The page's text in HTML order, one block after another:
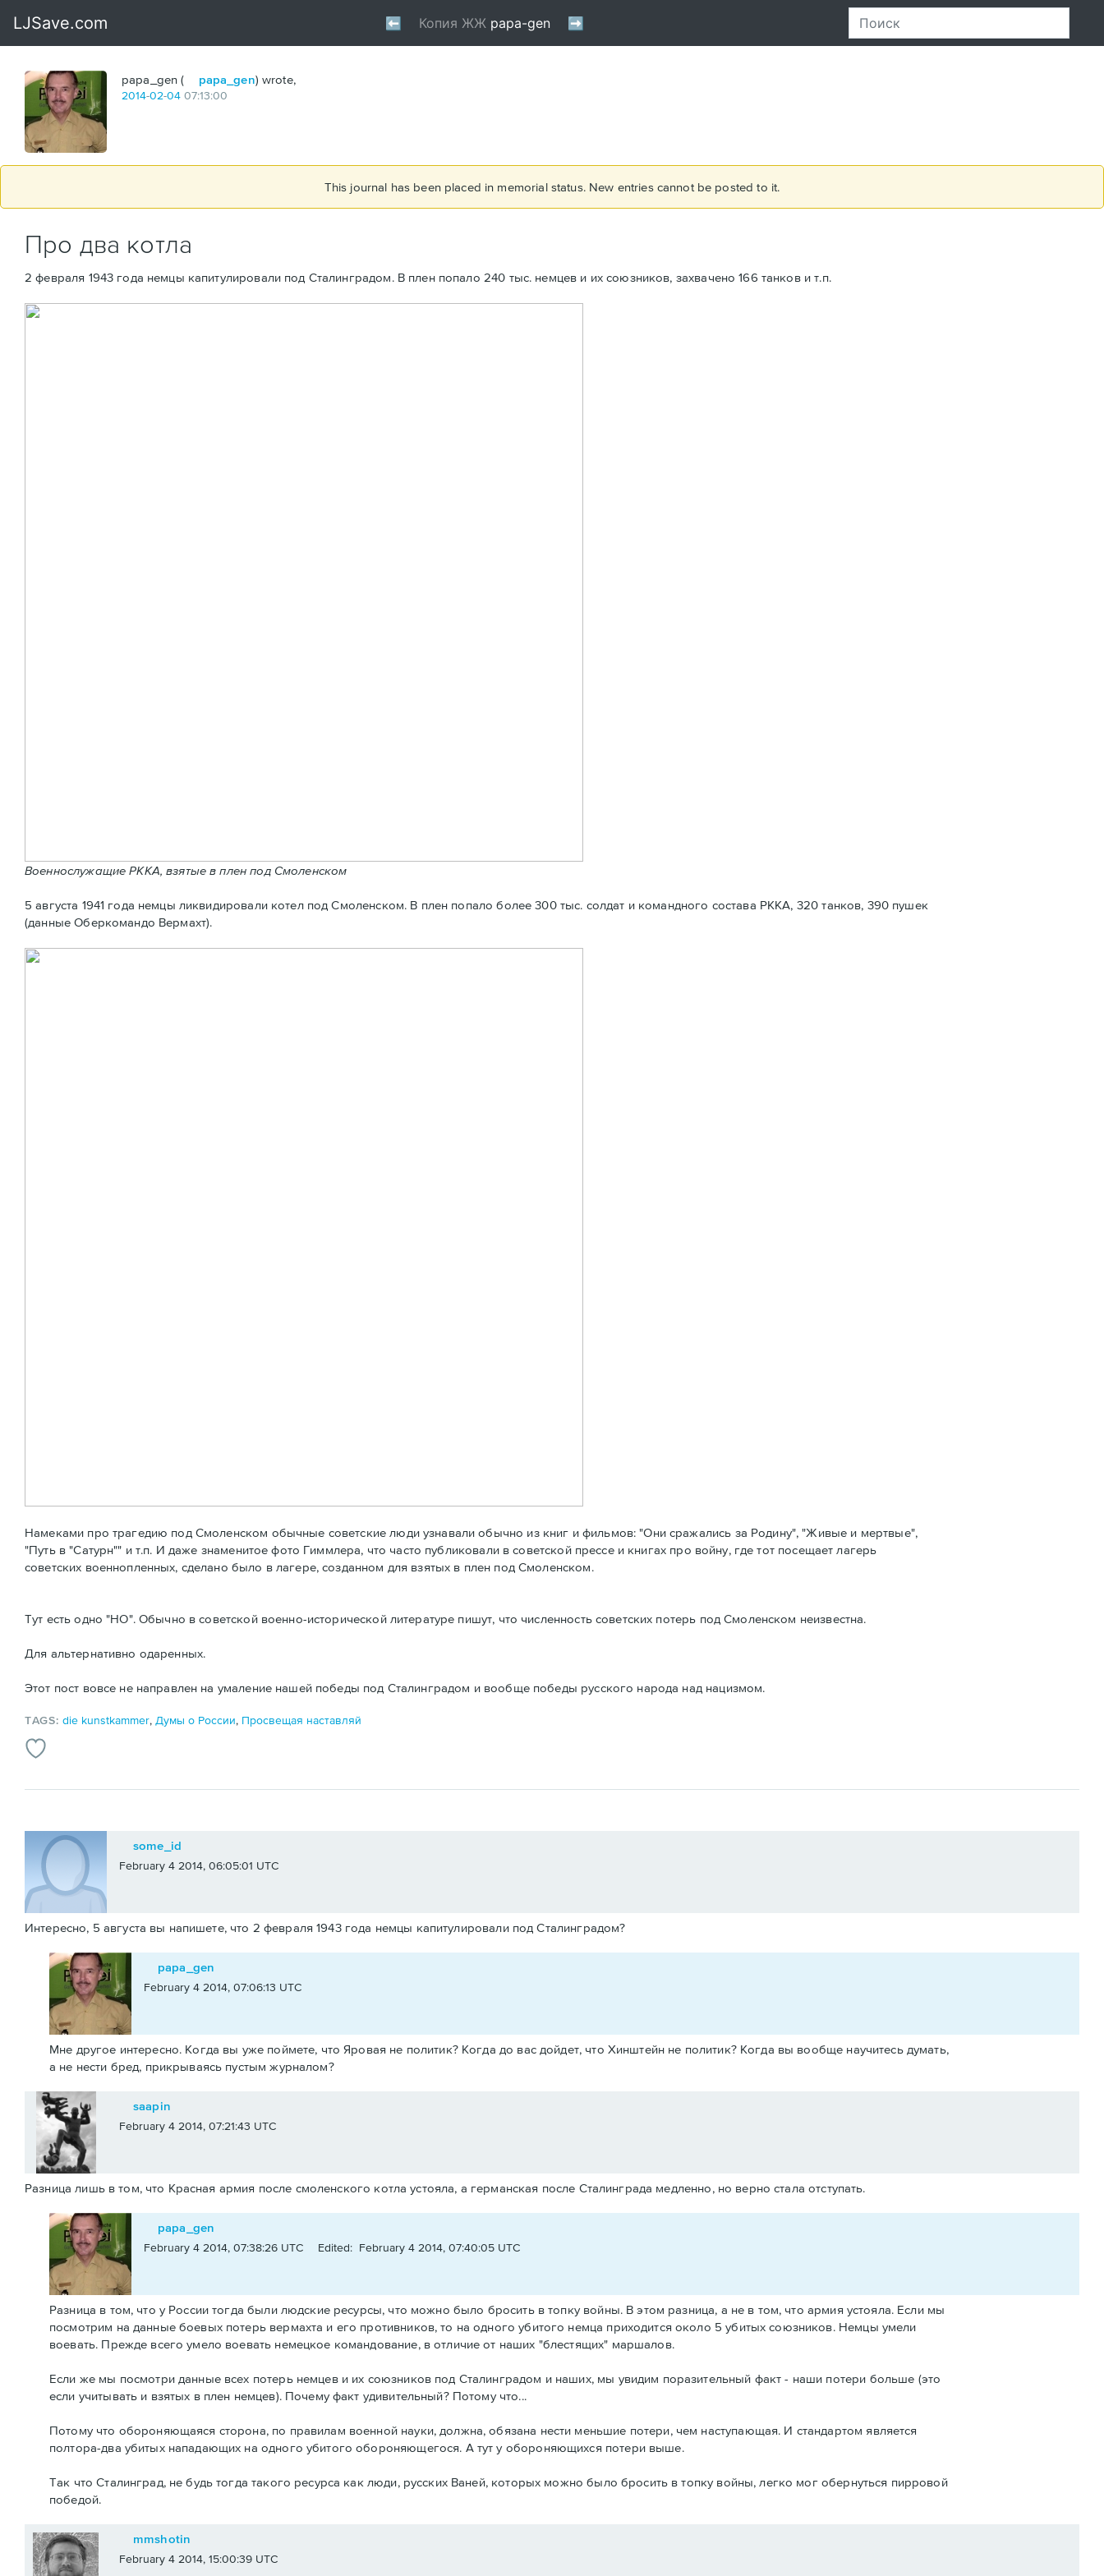
papa_gen ( papa_gen) wrote,
2014-02-04 07:13:00
This journal has been placed in memorial status. New entries cannot be posted to it.
Про два котла
2 февраля 1943 года немцы капитулировали под Сталинградом. В плен попало 240 тыс. немцев и их союзников, захвачено 166 танков и т.п.
Военнослужащие РККА, взятые в плен под Смоленском
5 августа 1941 года немцы ликвидировали котел под Смоленском. В плен попало более 300 тыс. солдат и командного состава РККА, 320 танков, 390 пушек
(данные Оберкомандо Вермахт).
Намеками про трагедию под Смоленском обычные советские люди узнавали обычно из книг и фильмов: "Они сражались за Родину", "Живые и мертвые",
"Путь в "Сатурн"" и т.п. И даже знаменитое фото Гиммлера, что часто публиковали в советской прессе и книгах про войну, где тот посещает лагерь
советских военнопленных, сделано было в лагере, созданном для взятых в плен под Смоленском.
Тут есть одно "НО". Обычно в советской военно-исторической литературе пишут, что численность советских потерь под Смоленском неизвестна.
Для альтернативно одаренных.
Этот пост вовсе не направлен на умаление нашей победы под Сталинградом и вообще победы русского народа над нацизмом.
TAGS:die kunstkammer, Думы о России, Просвещая наставляй
some_id
February 4 2014, 06:05:01 UTC
Интересно, 5 августа вы напишете, что 2 февраля 1943 года немцы капитулировали под Сталинградом?
papa_gen
February 4 2014, 07:06:13 UTC
Мне другое интересно. Когда вы уже поймете, что Яровая не политик? Когда до вас дойдет, что Хинштейн не политик? Когда вы вообще научитесь думать,
а не нести бред, прикрываясь пустым журналом?
saapin
February 4 2014, 07:21:43 UTC
Разница лишь в том, что Красная армия после смоленского котла устояла, а германская после Сталинграда медленно, но верно стала отступать.
papa_gen
February 4 2014, 07:38:26 UTC Edited: February 4 2014, 07:40:05 UTC
Разница в том, что у России тогда были людские ресурсы, что можно было бросить в топку войны. В этом разница, а не в том, что армия устояла. Если мы
посмотрим на данные боевых потерь вермахта и его противников, то на одного убитого немца приходится около 5 убитых союзников. Немцы умели
воевать. Прежде всего умело воевать немецкое командование, в отличие от наших "блестящих" маршалов.
Если же мы посмотри данные всех потерь немцев и их союзников под Сталинградом и наших, мы увидим поразительный факт - наши потери больше (это
если учитывать и взятых в плен немцев). Почему факт удивительный? Потому что...
Потому что обороняющаяся сторона, по правилам военной науки, должна, обязана нести меньшие потери, чем наступающая. И стандартом является
полтора-два убитых нападающих на одного убитого обороняющегося. А тут у обороняющихся потери выше.
Так что Сталинград, не будь тогда такого ресурса как люди, русских Ваней, которых можно было бросить в топку войны, легко мог обернуться пирровой
победой.
mmshotin
February 4 2014, 15:00:39 UTC